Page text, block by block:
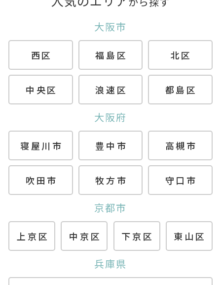
大阪市
西区 福島区 北区
中央区 浪速区 都島区
大阪府
寝屋川市 豊中市 高槻市
吹田市 牧方市 守口市
京都市
上京区 中京区 下京区 東山区
兵庫県